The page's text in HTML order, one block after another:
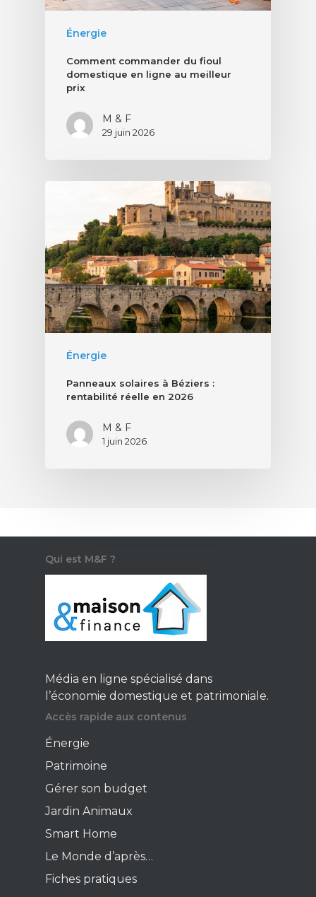
Énergie
Comment commander du fioul
domestique en ligne au meilleur
prix
M & F
29 juin 2026
Énergie
Panneaux solaires à Béziers :
rentabilité réelle en 2026
M & F
1 juin 2026
Qui est M&F ?
Média en ligne spécialisé dans
l’économie domestique et patrimoniale.
Accès rapide aux contenus
Énergie
Patrimoine
Gérer son budget
Jardin Animaux
Smart Home
Le Monde d’après…
Fiches pratiques